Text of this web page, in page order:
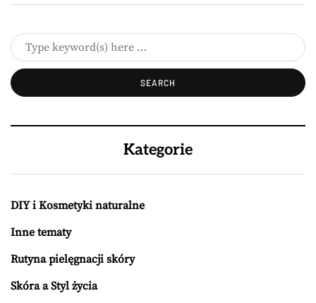
Kategorie
DIY i Kosmetyki naturalne
Inne tematy
Rutyna pielęgnacji skóry
Skóra a Styl życia